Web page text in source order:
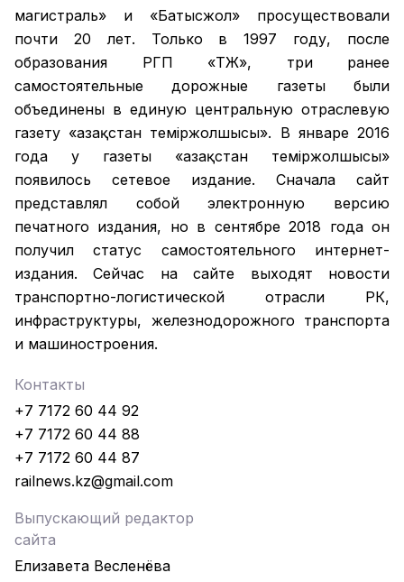
магистраль» и «Батысжол» просуществовали
почти 20 лет. Только в 1997 году, после
образования РГП «ҚТЖ», три ранее
самостоятельные дорожные газеты были
объединены в единую центральную отраслевую
газету «Қазақстан темiржолшысы». В январе 2016
года у газеты «Қазақстан теміржолшысы»
появилось сетевое издание. Сначала сайт
представлял собой электронную версию
печатного издания, но в сентябре 2018 года он
получил статус самостоятельного интернет-
издания. Сейчас на сайте выходят новости
транспортно-логистической отрасли РК,
инфраструктуры, железнодорожного транспорта
и машиностроения.
Контакты
+7 7172 60 44 92
+7 7172 60 44 88
+7 7172 60 44 87
railnews.kz@gmail.com
Выпускающий редактор
сайта
Елизавета Весленёва